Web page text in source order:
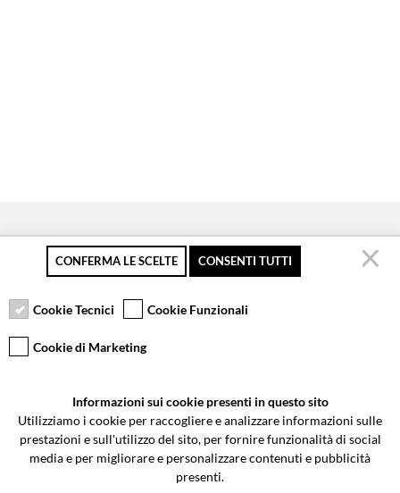
Pagamento sicuro
Resi gratuiti fino a 30
Servizio clienti
Via Galileo Galilei 5 | Verano Brianza (MB) 20843 | ITALY
0362-805407-info@valtermoto.com
CONFERMA LE SCELTE CONSENTI TUTTI
Cookie Tecnici Cookie Funzionali
Cookie di Marketing
Informazioni sui cookie presenti in questo sito
Utilizziamo i cookie per raccogliere e analizzare informazioni sulle
prestazioni e sull'utilizzo del sito, per fornire funzionalità di social
media e per migliorare e personalizzare contenuti e pubblicità
presenti.